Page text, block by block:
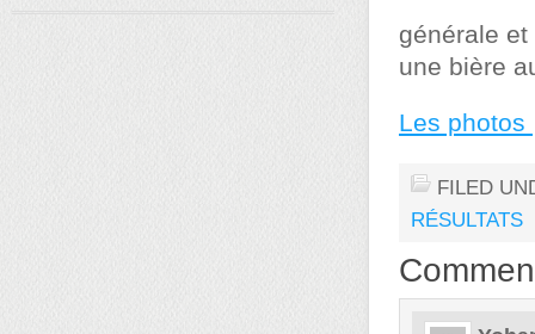
générale
une bière
Les photos
FILED
RÉSULTATS